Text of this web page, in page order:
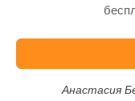
Анастасия